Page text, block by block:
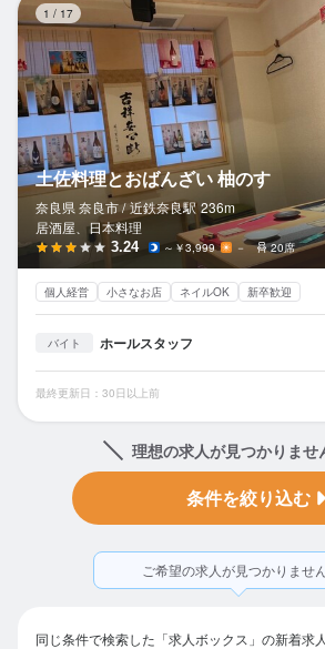
1 / 17
土佐料理とおばんざい 柚のす
奈良県 奈良市 / 近鉄奈良駅 236m
居酒屋、日本料理
3.24 ～￥3,999 － 20席
個人経営 小さなお店 ネイルOK 新卒歓迎
バイト ホールスタッフ
最終更新日：30日以上前
理想の求人が見つかりませ
条件を絞り込む
ご希望の求人が見つかりませ
同じ条件で検索した「求人ボックス」の新着求人